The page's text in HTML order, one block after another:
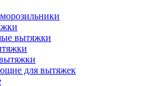
вытяжки
для вытяжек